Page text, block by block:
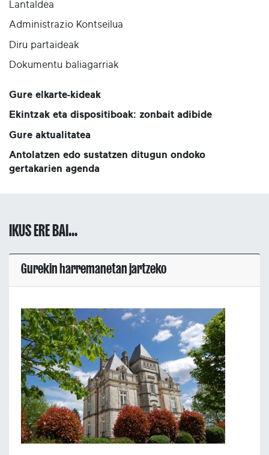
Lantaldea
Administrazio Kontseilua
Diru partaideak
Dokumentu baliagarriak
Gure elkarte-kideak
Ekintzak eta dispositiboak: zonbait adibide
Gure aktualitatea
Antolatzen edo sustatzen ditugun ondoko
gertakarien agenda
IKUS ERE BAI...
Gurekin harremanetan jartzeko